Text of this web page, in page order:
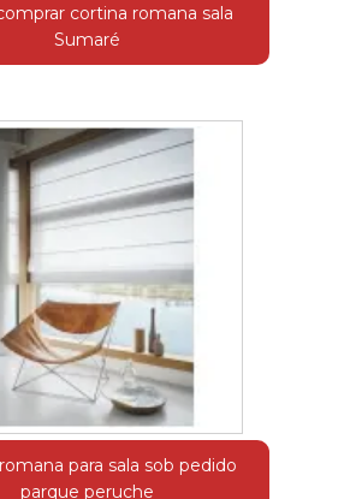
cortina romana sala
Sumaré
para sala sob pedido
parque peruche